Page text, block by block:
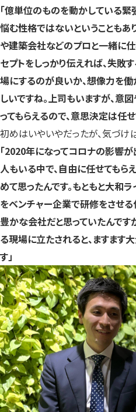
「億単位のものを動かしている緊
悩む性格ではないということもあ
や建築会社などのプロと一緒に
セプトをしっかり伝えれば、失敗
場にするのが良いか、想像力を
しいですね。上司もいますが、意
ってもらえるので、意思決定は任せ
初めはいやいやだったが、気づけ
「2020年になってコロナの影響
人もいる中で、自由に任せてもら
めて思ったんです。もともと大和
をベンチャー企業で研修をさせ
豊かな会社だと思っていたんです
る現場に立たされると、ますます
す」